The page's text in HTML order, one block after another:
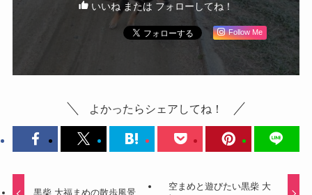
いいね または フォローしてね！
Follow Me
よかったらシェアしてね！
黒柴 大福まめの散歩風景
空まめと遊びたい黒柴 大